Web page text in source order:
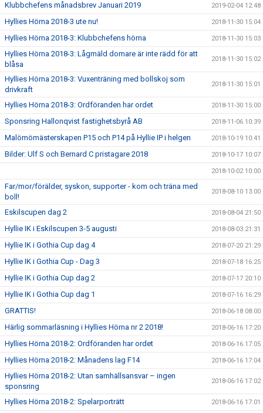
Klubbchefens månadsbrev Januari 2019 2019-02-04 12:48
Hyllies Hörna 2018-3 ute nu! 2018-11-30 15:04
Hyllies Hörna 2018-3: Klubbchefens hörna 2018-11-30 15:03
Hyllies Hörna 2018-3: Lågmäld domare är inte rädd för att
blåsa
2018-11-30 15:02
Hyllies Hörna 2018-3: Vuxenträning med bollskoj som
drivkraft
2018-11-30 15:01
Hyllies Hörna 2018-3: Ordföranden har ordet 2018-11-30 15:00
Sponsring Hallonqvist fastighetsbyrå AB 2018-11-06 10:39
Malömömästerskapen P15 och P14 på Hyllie IP i helgen 2018-10-19 10:41
Bilder: Ulf S och Bernard C pristagare 2018 2018-10-17 10:07
2018-10-02 10:00
Far/mor/förälder, syskon, supporter - kom och träna med
boll!
2018-08-10 13:00
Eskilscupen dag 2 2018-08-04 21:50
Hyllie IK i Eskilscupen 3-5 augusti 2018-08-03 21:31
Hyllie IK i Gothia Cup dag 4 2018-07-20 21:29
Hyllie IK i Gothia Cup - Dag 3 2018-07-18 16:25
Hyllie IK i Gothia Cup dag 2 2018-07-17 20:10
Hyllie IK i Gothia Cup dag 1 2018-07-16 16:29
GRATTIS! 2018-06-18 08:00
Härlig sommarläsning i Hyllies Hörna nr 2 2018! 2018-06-16 17:20
Hyllies Hörna 2018-2: Ordföranden har ordet 2018-06-16 17:05
Hyllies Hörna 2018-2: Månadens lag F14 2018-06-16 17:04
Hyllies Hörna 2018-2: Utan samhällsansvar – ingen
sponsring
2018-06-16 17:02
Hyllies Hörna 2018-2: Spelarporträtt 2018-06-16 17:01